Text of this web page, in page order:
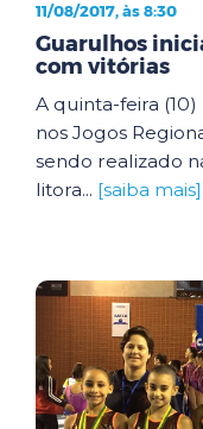
11/08/2017, às 8:30
Guarulhos
com vitórias
A quinta-feira
nos Jogos
sendo realizado
litora... [saiba mais]